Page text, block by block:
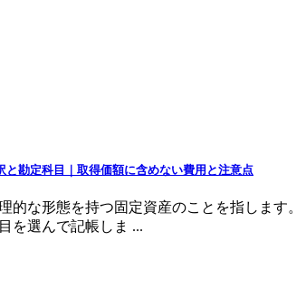
と勘定科目｜取得価額に含めない費用と注意点
的な形態を持つ固定資産のことを指します
を選んで記帳しま ...